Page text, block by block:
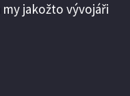
jakožto vývojáři